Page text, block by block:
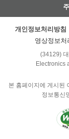
개인정보처리방침
영상정보처
(34129)
Electronics
본 홈페이지에 게시된
정보통신